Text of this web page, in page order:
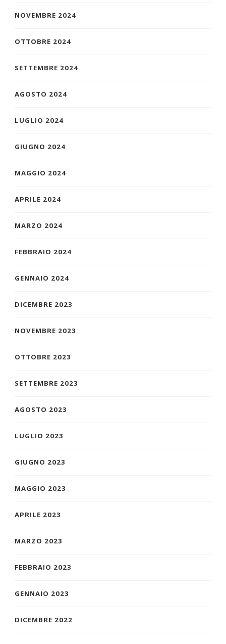
NOVEMBRE 2024
OTTOBRE 2024
SETTEMBRE 2024
AGOSTO 2024
LUGLIO 2024
GIUGNO 2024
MAGGIO 2024
APRILE 2024
MARZO 2024
FEBBRAIO 2024
GENNAIO 2024
DICEMBRE 2023
NOVEMBRE 2023
OTTOBRE 2023
SETTEMBRE 2023
AGOSTO 2023
LUGLIO 2023
GIUGNO 2023
MAGGIO 2023
APRILE 2023
MARZO 2023
FEBBRAIO 2023
GENNAIO 2023
DICEMBRE 2022